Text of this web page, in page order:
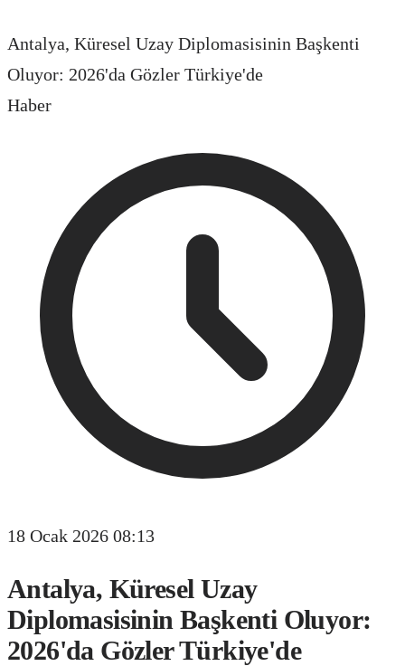
Antalya, Küresel Uzay Diplomasisinin Başkenti
Oluyor: 2026'da Gözler Türkiye'de
Haber
18 Ocak 2026 08:13
Antalya, Küresel Uzay
Diplomasisinin Başkenti Oluyor:
2026'da Gözler Türkiye'de